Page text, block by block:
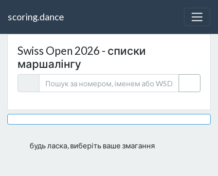
scoring.dance
Swiss Open 2026 - списки
маршалінгу
будь ласка, виберіть ваше змагання